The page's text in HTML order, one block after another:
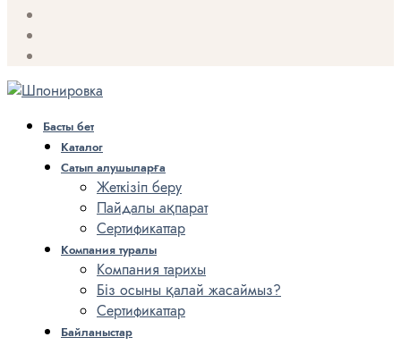
Басты бет
Каталог
Сатып алушыларға
Жеткізіп беру
Пайдалы ақпарат
Сертификаттар
Компания туралы
Компания тарихы
Біз осыны қалай жасаймыз?
Сертификаттар
Байланыстар